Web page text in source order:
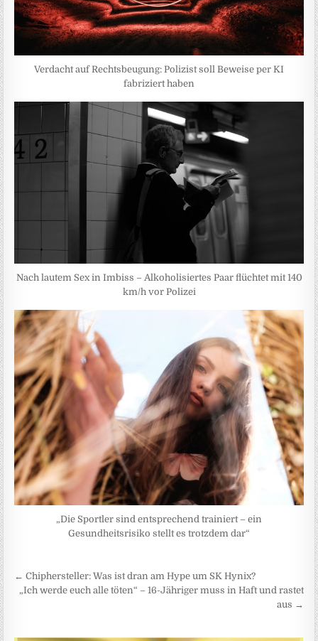
Verdacht auf Rechtsbeugung: Polizist soll Beweise per KI
fabriziert haben
Nach lautem Sex in Imbiss – Alkoholisiertes Paar flüchtet mit 140
km/h vor Polizei
„Die Sportler sind entsprechend trainiert – ein
Gesundheitsrisiko stellt es trotzdem dar“
Beitragsnavigation
← Chiphersteller: Was ist dran am Hype um SK Hynix?
„Ich werde euch alle töten“ – 16-Jähriger muss in Haft und rastet
aus →